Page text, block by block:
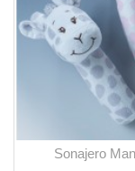
Sonajero